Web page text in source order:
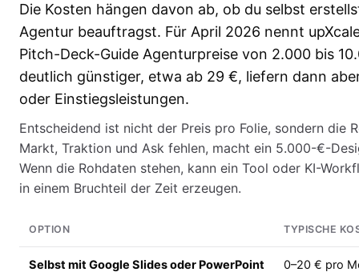
Die Kosten hängen davon ab, ob du selbst
Agentur beauftragst. Für April 2026 nennt
Pitch-Deck-Guide Agenturpreise von 2.000 bis
deutlich günstiger, etwa ab 29 €, liefern dann
oder Einstiegsleistungen.
Entscheidend ist nicht der Preis pro Folie, sondern die
Markt, Traktion und Ask fehlen, macht ein 5.000-€-
Wenn die Rohdaten stehen, kann ein Tool oder KI-
in einem Bruchteil der Zeit erzeugen.
OPTION TYPISCHE
Selbst mit Google Slides oder PowerPoint 0–20 € pro